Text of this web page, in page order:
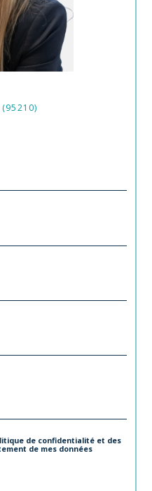
de confidentialité et des
de mes données